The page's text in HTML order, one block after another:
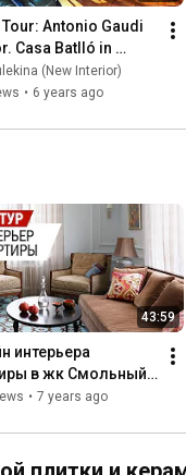
Antonio Gaudi
Casa Batlló in
3-Star Michelin
(New Interior)
• 6 years ago
43:59
интерьера
в жк Смольный
кв.м. Обзор
• 7 years ago